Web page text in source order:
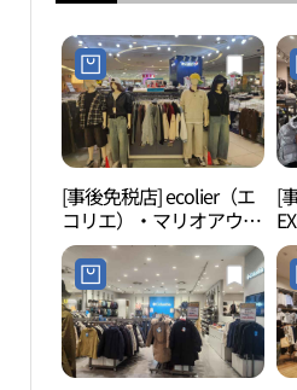
[事後免税店] ecolier（エ
コリエ）・マリオアウト
レット3館店(에꼴리에 마
리오아울렛 3관점)
[